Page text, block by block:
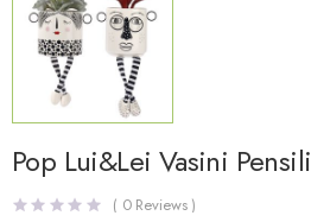
Pop Lui&Lei Vasini Pensili
( 0Reviews )